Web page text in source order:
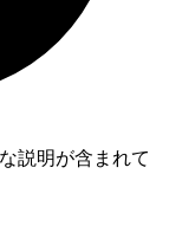
説明が含まれて